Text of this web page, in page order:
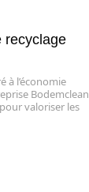
recyclage
à l’économie
Bodemclean
valoriser les